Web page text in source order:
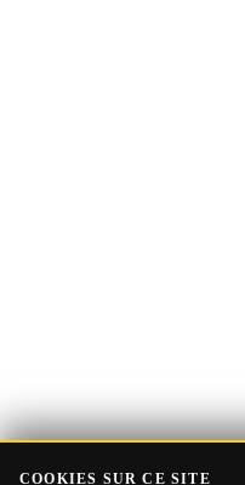
COOKIES SUR CE SITE